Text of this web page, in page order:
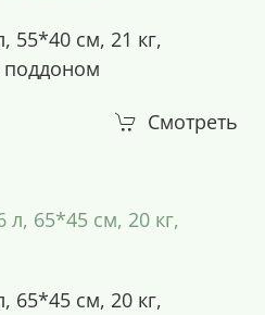
55*40 см, 21 кг,
Смотреть
65*45 см, 20 кг,